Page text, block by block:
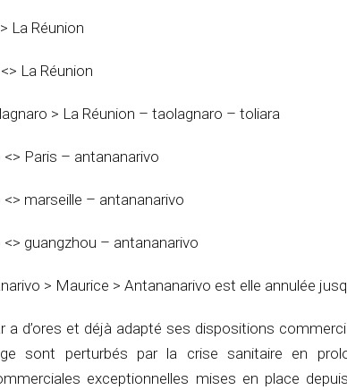
La Réunion
La Réunion
> La Réunion – taolagnaro – toliara
Paris – antananarivo
marseille – antananarivo
guangzhou – antananarivo
> Maurice > Antananarivo est elle annulée
a d’ores et déjà adapté ses dispositions
sont perturbés par la crise sanitaire en
exceptionnelles mises en place